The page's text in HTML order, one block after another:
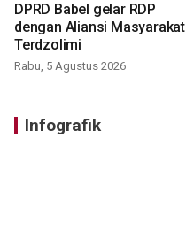
DPRD Babel gelar RDP
dengan Aliansi Masyarakat
Terdzolimi
Rabu, 5 Agustus 2026
Infografik